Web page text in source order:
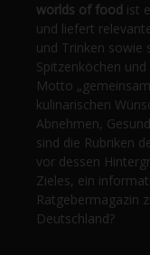
worlds of food ist
und liefert
und Trinken sowie
Spitzenköchen
Motto
kulinarischen
Abnehmen,
sind die Rubriken
vor dessen
Zieles, ein
Ratgebermagazin
Deutschland?